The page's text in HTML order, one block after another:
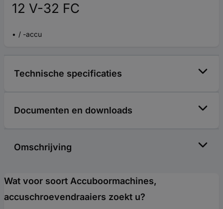
12 V-32 FC
/ -accu
Technische specificaties
Documenten en downloads
Omschrijving
Wat voor soort Accuboormachines,
accuschroevendraaiers zoekt u?